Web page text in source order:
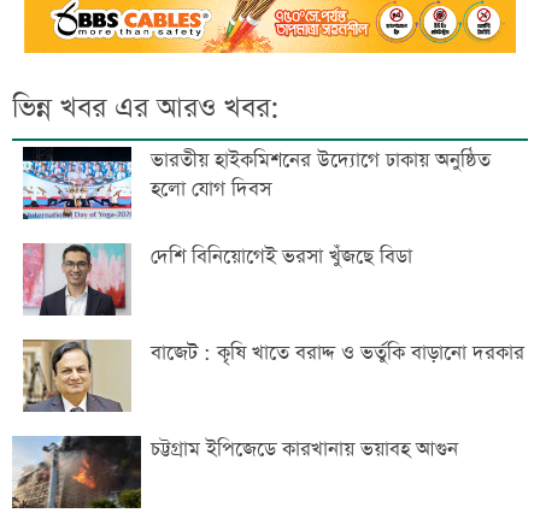
ভিন্ন খবর এর আরও খবর:
ভারতীয় হাইকমিশনের উদ্যোগে ঢাকায় অনুষ্ঠিত
হলো যোগ দিবস
দেশি বিনিয়োগেই ভরসা খুঁজছে বিডা
বাজেট : কৃষি খাতে বরাদ্দ ও ভর্তুকি বাড়ানো দরকার
চট্টগ্রাম ইপিজেডে কারখানায় ভয়াবহ আগুন